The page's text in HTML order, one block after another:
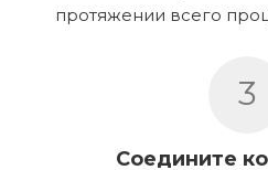
протяжении всего
3
Соедините